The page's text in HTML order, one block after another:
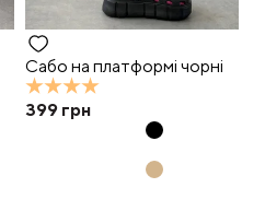
Сабо на платформі чорні
399 грн